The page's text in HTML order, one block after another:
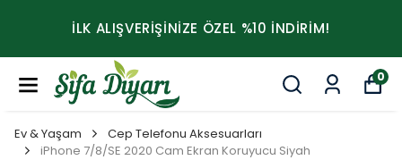
İLK ALIŞVERİŞİNİZE ÖZEL %10 İNDİRİM!
0
Ev & Yaşam
Cep Telefonu Aksesuarları
iPhone 7/8/SE 2020 Cam Ekran Koruyucu Siyah